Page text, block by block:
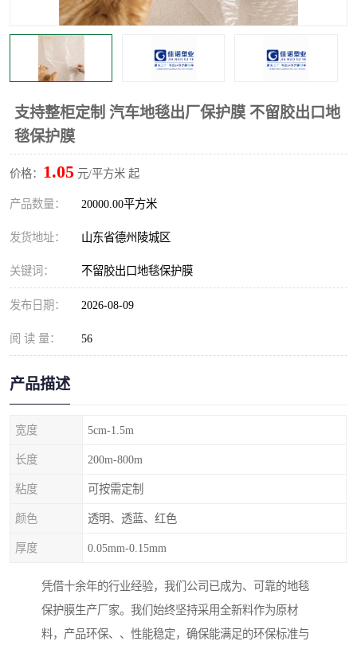
支持整柜定制 汽车地毯出厂保护膜 不留胶出口地
毯保护膜
价格： 1.05 元/平方米 起
产品数量： 20000.00平方米
发货地址： 山东省德州陵城区
关键词： 不留胶出口地毯保护膜
发布日期： 2026-08-09
阅 读 量： 56
产品描述
宽度 5cm-1.5m
长度 200m-800m
粘度 可按需定制
颜色 透明、透蓝、红色
厚度 0.05mm-0.15mm
凭借十余年的行业经验，我们公司已成为、可靠的地毯
保护膜生产厂家。我们始终坚持采用全新料作为原材
料，产品环保、、性能稳定，确保能满足的环保标准与
窗缝阻风胶带 铝板保护膜
不锈钢板保护膜 一次性隔离膜